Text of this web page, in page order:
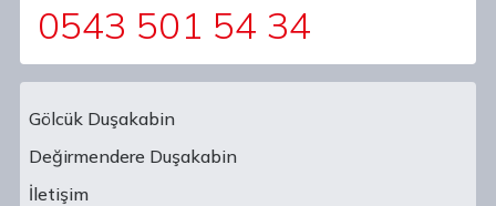
0543 501 54 34
Main Navigation
Gölcük Duşakabin
Değirmendere Duşakabin
İletişim